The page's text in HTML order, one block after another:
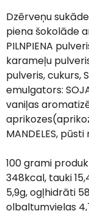
Dzērveņu
piena šokolāde
PILNPIENA
karameļu
pulveris, cukurs,
emulgators:
vaniļas
MANDELES, pūsti
100 grami
348kcal, tauki
5,9g, ogļhidrāti
olbaltumvielas